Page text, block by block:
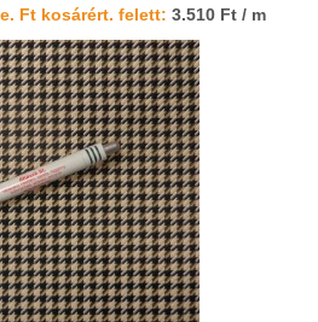
Ft kosárért. felett: 3.510 Ft / m